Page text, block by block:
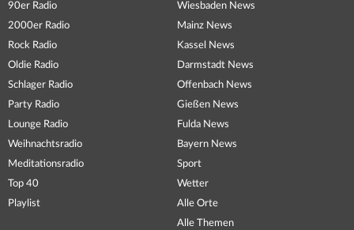
90er Radio
2000er Radio
Rock Radio
Oldie Radio
Schlager Radio
Party Radio
Lounge Radio
Weihnachtsradio
Meditationsradio
Top 40
Playlist
Wiesbaden News
Mainz News
Kassel News
Darmstadt News
Offenbach News
Gießen News
Fulda News
Bayern News
Sport
Wetter
Alle Orte
Alle Themen